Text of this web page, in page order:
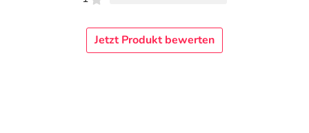
FRONTLINE COMBO®:Jetzt Produkt bewerten